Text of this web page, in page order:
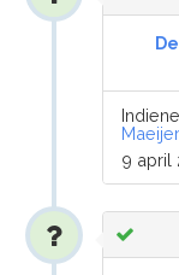
Maeijer
9 april